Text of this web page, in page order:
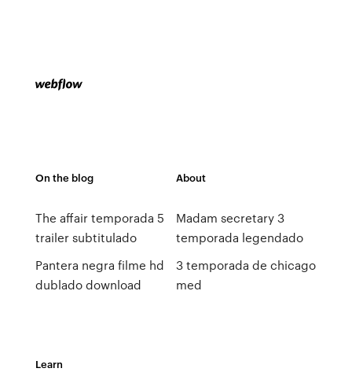
On the blog
The affair temporada 5
trailer subtitulado
Pantera negra filme hd
dublado download
About
Madam secretary 3
temporada legendado
3 temporada de chicago
med
Learn